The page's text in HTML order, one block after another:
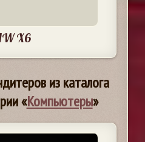
X6
из каталога
«Компьютеры»